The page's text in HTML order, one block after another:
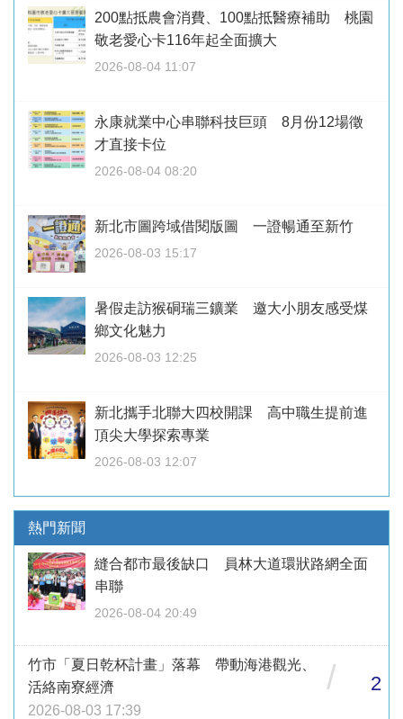
200點抵農會消費、100點抵醫療補助 桃園
敬老愛心卡116年起全面擴大
2026-08-04 11:07
永康就業中心串聯科技巨頭 8月份12場徵
才直接卡位
2026-08-04 08:20
新北市圖跨域借閱版圖 一證暢通至新竹
2026-08-03 15:17
暑假走訪猴硐瑞三鑛業 邀大小朋友感受煤
鄉文化魅力
2026-08-03 12:25
新北攜手北聯大四校開課 高中職生提前進
頂尖大學探索專業
2026-08-03 12:07
熱門新聞
縫合都市最後缺口 員林大道環狀路網全面
串聯
2026-08-04 20:49
竹市「夏日乾杯計畫」落幕 帶動海港觀光、
活絡南寮經濟
2026-08-03 17:39
/ 2